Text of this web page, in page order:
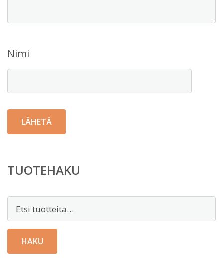
Nimi
TUOTEHAKU
HAKU